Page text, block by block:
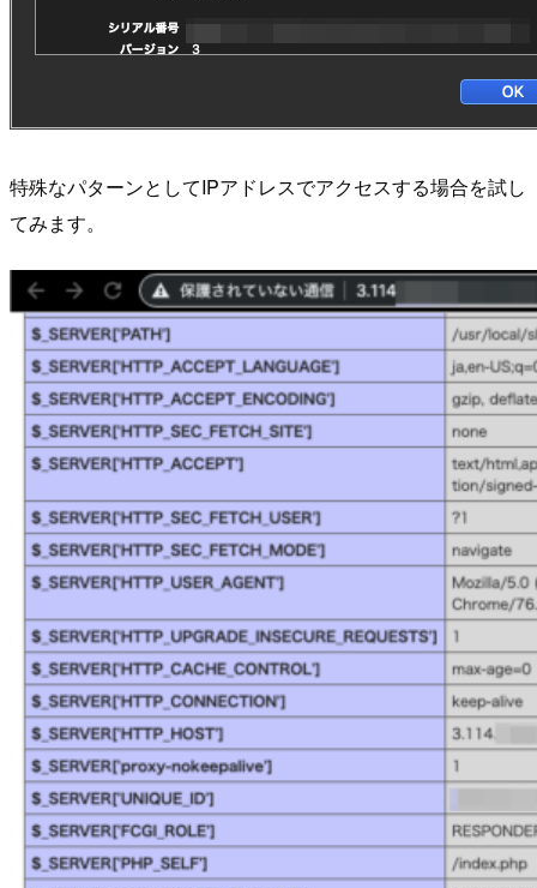
特殊なパターンとしてIPアドレスでアクセスする場合を試し
てみます。